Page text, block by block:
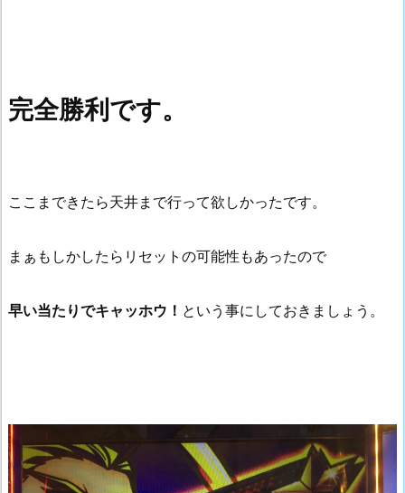
完全勝利です。
ここまできたら天井まで行って欲しかったです。
まぁもしかしたらリセットの可能性もあったので
早い当たりでキャッホウ！ という事にしておきましょう。